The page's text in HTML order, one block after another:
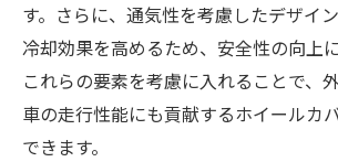
デザイン性と実用性の両立
季節ごとに楽しむデザインチ
車全体のコーディネートを考
兵庫県での車ホイールカバー購入
す。さらに、通気性を考慮したデザイ
冷却効果を高めるため、安全性の向上
これらの要素を考慮に入れることで、
車の走行性能にも貢献するホイールカ
できます。